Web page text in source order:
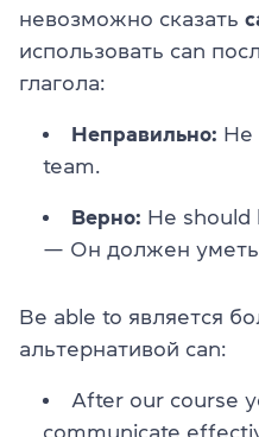
невозможно сказать
использовать can
глагола:
Неправильно:
team.
Верно: He should
— Он должен уметь
Be able to является
альтернативой can:
After our course
communicate